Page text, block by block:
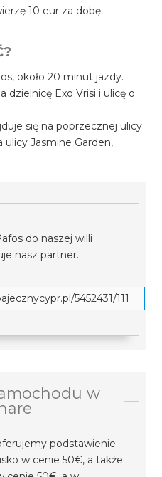
10 eur za dobę.
około 20 minut jazdy.
dzielnicę Exo Vrisi i ulicę o
się na poprzecznej ulicy
ulicy Jasmine Garden,
do naszej willi
nasz partner.
5452431/111
w
podstawienie
w cenie 50€, a także